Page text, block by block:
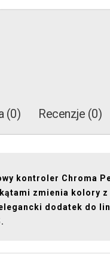
(0) Recenzje (0)
kontroler Chroma
zmienia kolory z
dodatek do